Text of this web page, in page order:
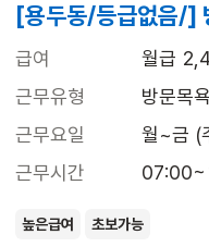
[용두동/등급없음/]
급여
월급
근무유형
방문목욕
근무요일
월~금 (
근무시간
높은급여 초보가능